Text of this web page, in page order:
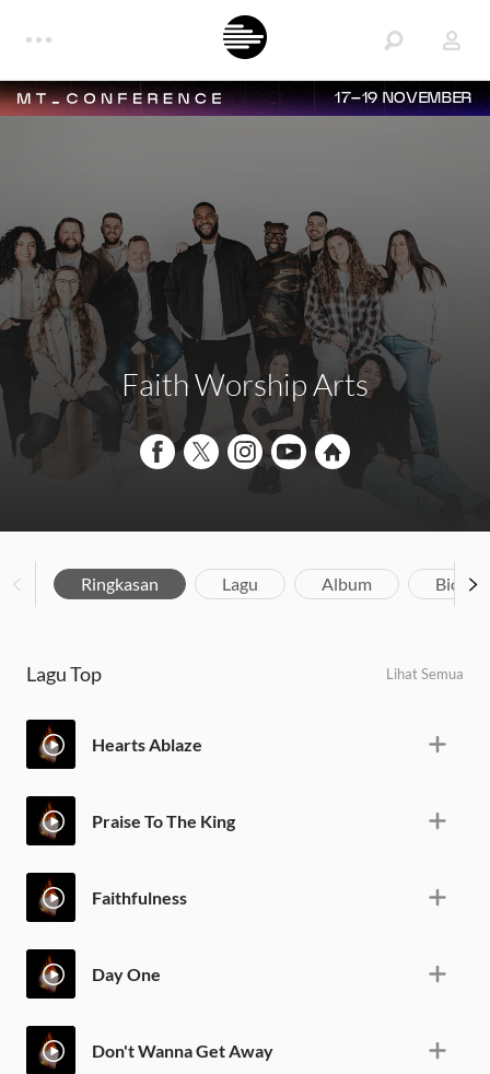
17–19 NOVEMBER
Faith Worship Arts
Ringkasan Lagu Album
Lagu Top Lihat Semua
Hearts Ablaze
Praise To The King
Faithfulness
Day One
Don't Wanna Get Away